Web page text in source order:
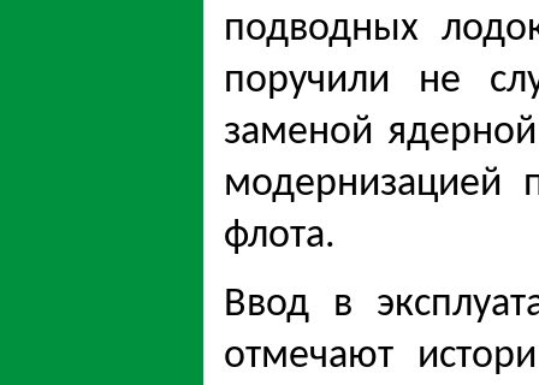
подводных
поручили не
заменой
модернизацией
флота.
Ввод в
отмечают